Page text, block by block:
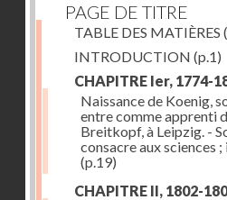
PAGE DE TITRE
TABLE DES MATIÈRES
INTRODUCTION (p.1)
CHAPITRE Ier, 1774-
Naissance de Koenig,
entre comme apprenti
Breitkopf, à Leipzig. -
consacre aux sciences
(p.19)
CHAPITRE II, 1802-